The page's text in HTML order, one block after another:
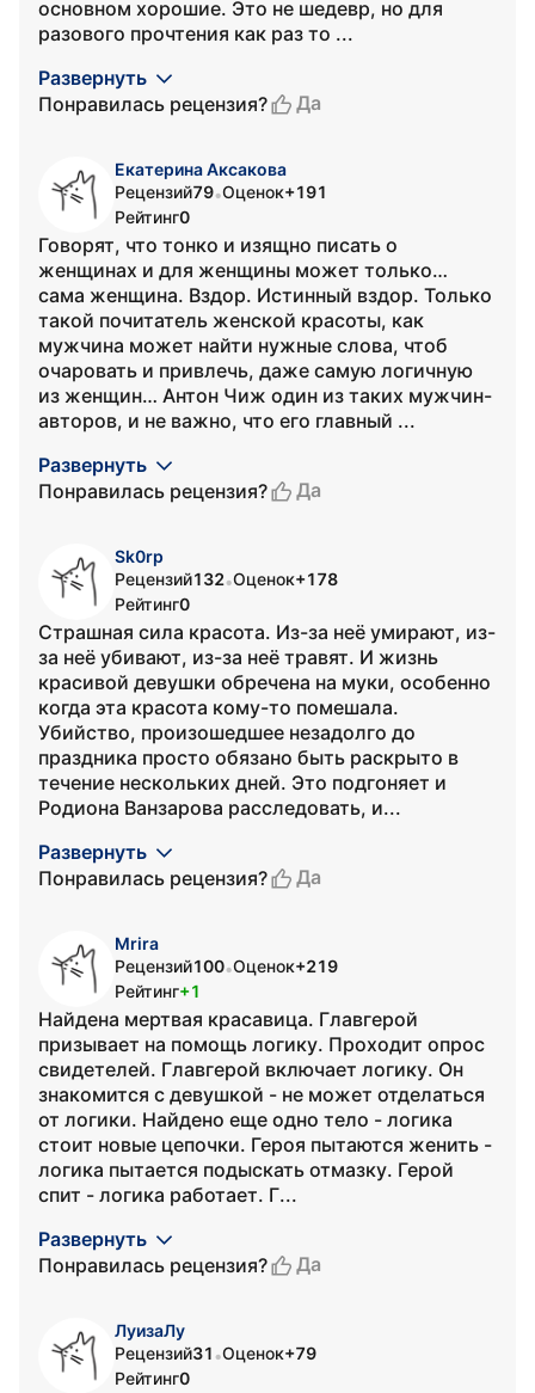
основном хорошие. Это не шедевр, но для
разового прочтения как раз то ...
Развернуть
Понравилась рецензия?
Да
Екатерина Аксакова
Рецензий79•Оценок+191
Рейтинг0
Говорят, что тонко и изящно писать о
женщинах и для женщины может только…
сама женщина. Вздор. Истинный вздор. Только
такой почитатель женской красоты, как
мужчина может найти нужные слова, чтоб
очаровать и привлечь, даже самую логичную
из женщин… Антон Чиж один из таких мужчин-
авторов, и не важно, что его главный ...
Развернуть
Понравилась рецензия?
Да
Sk0rp
Рецензий132•Оценок+178
Рейтинг0
Страшная сила красота. Из-за неё умирают, из-
за неё убивают, из-за неё травят. И жизнь
красивой девушки обречена на муки, особенно
когда эта красота кому-то помешала.
Убийство, произошедшее незадолго до
праздника просто обязано быть раскрыто в
течение нескольких дней. Это подгоняет и
Родиона Ванзарова расследовать, и...
Развернуть
Понравилась рецензия?
Да
Mrira
Рецензий100•Оценок+219
Рейтинг+1
Найдена мертвая красавица. Главгерой
призывает на помощь логику. Проходит опрос
свидетелей. Главгерой включает логику. Он
знакомится с девушкой - не может отделаться
от логики. Найдено еще одно тело - логика
стоит новые цепочки. Героя пытаются женить -
логика пытается подыскать отмазку. Герой
спит - логика работает. Г...
Развернуть
Понравилась рецензия?
Да
ЛуизаЛу
Рецензий31 •Оценок+79
Рейтинг0